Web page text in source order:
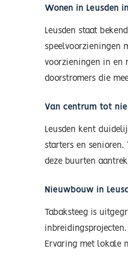
Wonen in Leusden
Leusden staat
speelvoorzieningen
voorzieningen in en
doorstromers die
Van centrum tot
Leusden kent
starters en
deze buurten
Nieuwbouw in
Tabaksteeg is
Ervaring met lokale